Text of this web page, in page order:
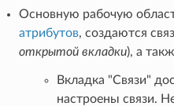
Основную рабочую
атрибутов, создаются
открытой вкладки), а
Вкладка "Связи"
настроены связи.